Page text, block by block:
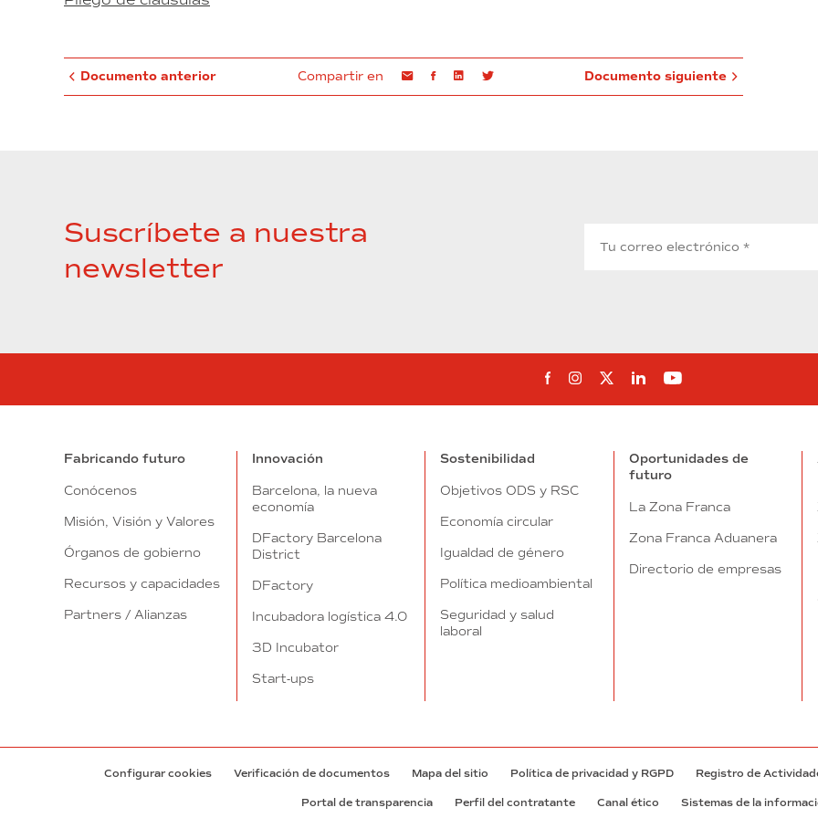
Documento anterior Compartir en EmailFacebookLinkedin Documento siguiente
Suscríbete a nuestra
newsletter
Síguenos en Facebook
Síguenos en Instagram
Síguenos en Twitter
Síguenos en Linkedin
Síguenos en
Fabricando futuro
Conócenos
Misión, Visión y Valores
Órganos de gobierno
Recursos y capacidades
Partners / Alianzas
Innovación
Barcelona, la nueva
economía
DFactory Barcelona
District
DFactory
Incubadora logística 4.0
3D Incubator
Start-ups
Sostenibilidad
Objetivos ODS y RSC
Economía circular
Igualdad de género
Política medioambiental
Seguridad y salud
laboral
Oportunidades de
futuro
La Zona Franca
Zona Franca Aduanera
Directorio de empresas
Configurar cookies Verificación de documentos Mapa del sitio Política de privacidad y RGPD Registro de
Portal de transparencia Perfil del contratante Canal ético Sistemas de la